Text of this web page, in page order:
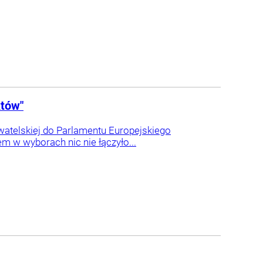
do Parlamentu Europejskiego
w wyborach nic nie łączyło...